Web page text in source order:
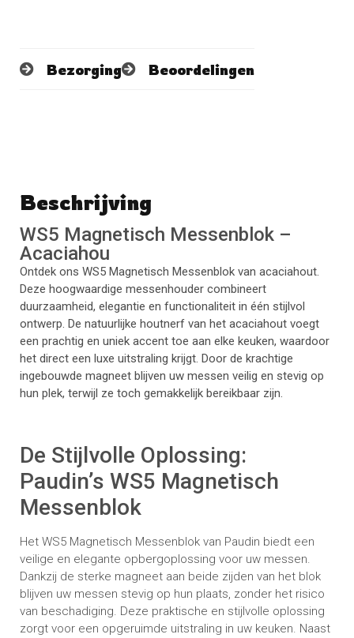
Bezorging Beoordelingen
Beschrijving
WS5 Magnetisch Messenblok –
Acaciahou
Ontdek ons WS5 Magnetisch Messenblok van acaciahout.
Deze hoogwaardige messenhouder combineert
duurzaamheid, elegantie en functionaliteit in één stijlvol
ontwerp. De natuurlijke houtnerf van het acaciahout voegt
een prachtig en uniek accent toe aan elke keuken, waardoor
het direct een luxe uitstraling krijgt. Door de krachtige
ingebouwde magneet blijven uw messen veilig en stevig op
hun plek, terwijl ze toch gemakkelijk bereikbaar zijn.
De Stijlvolle Oplossing:
Paudin’s WS5 Magnetisch
Messenblok
Het WS5 Magnetisch Messenblok van Paudin biedt een
veilige en elegante opbergoplossing voor uw messen.
Dankzij de sterke magneet aan beide zijden van het blok
blijven uw messen stevig op hun plaats, zonder het risico
van beschadiging. Deze praktische en stijlvolle oplossing
zorgt voor een opgeruimde uitstraling in uw keuken. Naast
No reviews found